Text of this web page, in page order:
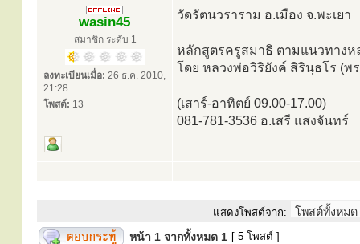
wasin45
สมาชิก ระดับ 1
ลงทะเบียนเมื่อ: 26 ธ.ค. 2010,
21:28
โพสต์: 13
วัดรัตนวราราม อ.เมือง จ.พะเยา
หลักสูตรครูสมาธิ ตามแนวทางห
โดย หลวงพ่อวิริยังค์ สิรินฺธโร (
(เสาร์-อาทิตย์ 09.00-17.00)
081-781-3536 อ.เสรี แสงจันทร์
แสดงโพสต์จาก:
หน้า 1 จากทั้งหมด 1 [ 5 โพสต์ ]